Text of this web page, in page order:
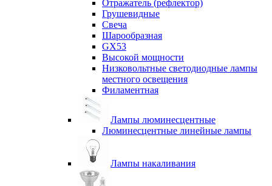
Отражатель (рефлектор)
Грушевидные
Свеча
Шарообразная
GX53
Высокой мощности
Низковольтные светодиодные лампы
местного освещения
Филаментная
Лампы люминесцентные
Люминесцентные линейные лампы
Лампы накаливания